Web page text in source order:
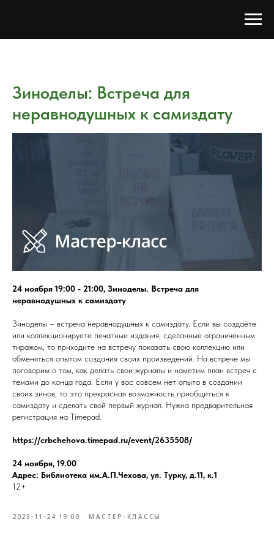
Зиноделы: Встреча для
неравнодушных к самиздату
24 ноября 19:00 - 21:00, Зиноделы. Встреча для
неравнодушных к самиздату
Зиноделы – встреча неравнодушных к самиздату. Если вы создаёте
или коллекционируете печатные издания, сделанные ограниченным
тиражом, то приходите на встречу показать свою коллекцию или
обменяться опытом создания своих произведений. На встрече мы
поговорим о том, как делать свои журналы и наметим план встреч с
темами до конца года. Если у вас совсем нет опыта в создании
своих зинов, то это прекрасная возможность приобщиться к
самиздату и сделать свой первый журнал. Нужна предварительная
регистрация на Timepad.
https://crbchehova.timepad.ru/event/2635508/
24 ноября, 19.00
Адрес: Библиотека им.А.П.Чехова, ул. Турку, д.11, к.1
12+
2023-11-24 19:00 МАСТЕР-КЛАССЫ